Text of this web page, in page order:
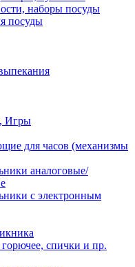
наборы посуды
посуды
Игры
для часов (механизмы
аналоговые/
с электронным
горючее, спички и пр.